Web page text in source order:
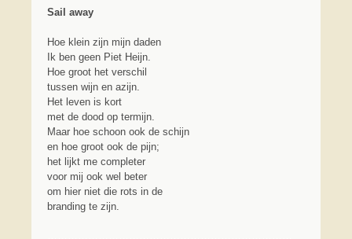
Sail away
Hoe klein zijn mijn daden
Ik ben geen Piet Heijn.
Hoe groot het verschil
tussen wijn en azijn.
Het leven is kort
met de dood op termijn.
Maar hoe schoon ook de schijn
en hoe groot ook de pijn;
het lijkt me completer
voor mij ook wel beter
om hier niet die rots in de
branding te zijn.